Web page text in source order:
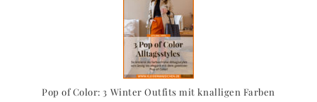
Pop of Color: 3 Winter Outfits mit knalligen Farben